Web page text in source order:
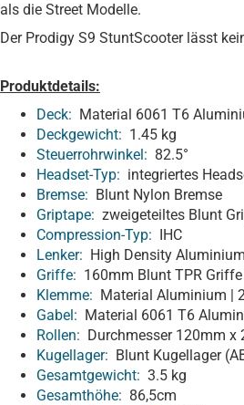
als die Street Modelle.
Der Prodigy S9 StuntScooter lässt
Produktdetails:
Deck: Material 6061 T6
Deckgewicht: 1.45 kg
Steuerrohrwinkel: 82.5°
Headset-Typ: integriertes
Bremse: Blunt Nylon Bremse
Griptape: zweigeteiltes Blunt
Compression-Typ: IHC
Lenker: High Density
Griffe: 160mm Blunt TPR
Klemme: Material Aluminium |
Gabel: Material 6061 T6
Rollen: Durchmesser 120mm x
Kugellager: Blunt Kugellager
Gesamtgewicht: 3.5 kg
Gesamthöhe: 86,5cm